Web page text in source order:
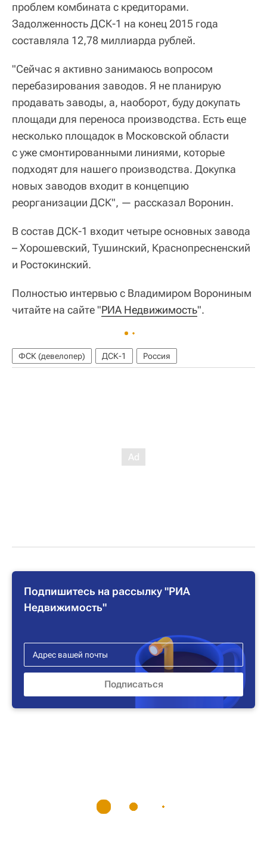
проблем комбината с кредиторами.
Задолженность ДСК-1 на конец 2015 года
составляла 12,78 миллиарда рублей.
"Сейчас я активно занимаюсь вопросом
перебазирования заводов. Я не планирую
продавать заводы, а, наоборот, буду докупать
площади для переноса производства. Есть еще
несколько площадок в Московской области
с уже смонтированными линиями, которые
подходят для нашего производства. Докупка
новых заводов входит в концепцию
реорганизации ДСК", — рассказал Воронин.
В состав ДСК-1 входит четыре основных завода
– Хорошевский, Тушинский, Краснопресненский
и Ростокинский.
Полностью интервью с Владимиром Ворониным
читайте на сайте "РИА Недвижимость".
ФСК (девелопер) ДСК-1 Россия
Подпишитесь на рассылку "РИА
Недвижимость"